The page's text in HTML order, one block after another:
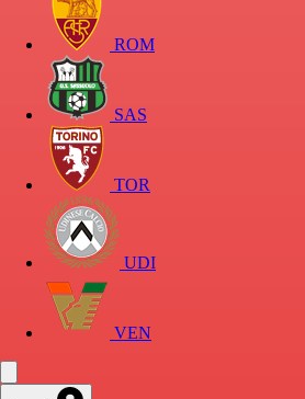
ROM
SAS
TOR
UDI
VEN